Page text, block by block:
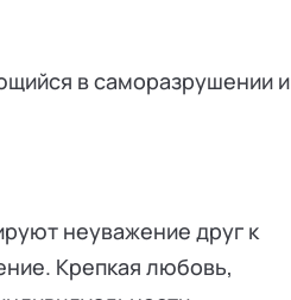
в саморазрушении и
неуважение друг к
Крепкая любовь,